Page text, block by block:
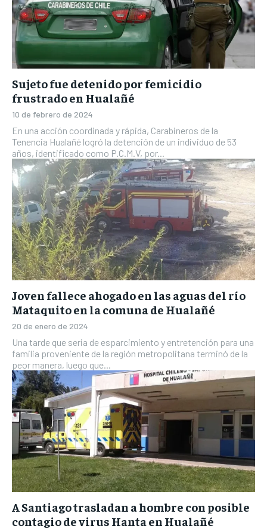
Sujeto fue detenido por femicidio
frustrado en Hualañé
10 de febrero de 2024
En una acción coordinada y rápida, Carabineros de la
Tenencia Hualañé logró la detención de un individuo de 53
años, identificado como P.C.M.V, por...
Joven fallece ahogado en las aguas del río
Mataquito en la comuna de Hualañé
20 de enero de 2024
Una tarde que seria de esparcimiento y entretención para una
familia proveniente de la región metropolitana terminó de la
peor manera, luego que...
A Santiago trasladan a hombre con posible
contagio de virus Hanta en Hualañé